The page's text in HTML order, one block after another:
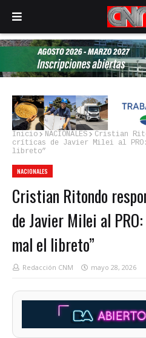
Inicio NACIONALES
Cristian
críticas de Javier Milei al
libreto”
NACIONALES
Cristian Ritondo
de Javier Milei al
mal el libreto”
Redacción CNM mayo 28, 2026